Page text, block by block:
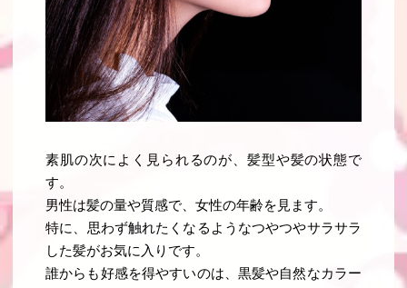
素肌の次によく見られるのが、髪型や髪の状態で
す。
男性は髪の量や質感で、女性の年齢を見ます。
特に、 思わず触れたくなるようなつやつやサラサラ
した髪がお気に入りです。
誰からも好感を得やすいのは、黒髪や自然なカラー